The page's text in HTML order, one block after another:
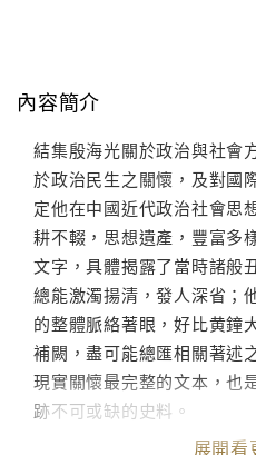
內容簡介
結集殷海光關於政治與社會
於政治民生之關懷，及對國
定他在中國近代政治社會思
耕不輟，思想遺產，豐富多
文字，具體揭露了當時諸般
總能激濁揚清，發人深省；
的整體脈絡著眼，好比黄鐘
補闕，盡可能總匯相關著述
現實關懷最完整的文本，也
跡不可或缺的史料。
展開看